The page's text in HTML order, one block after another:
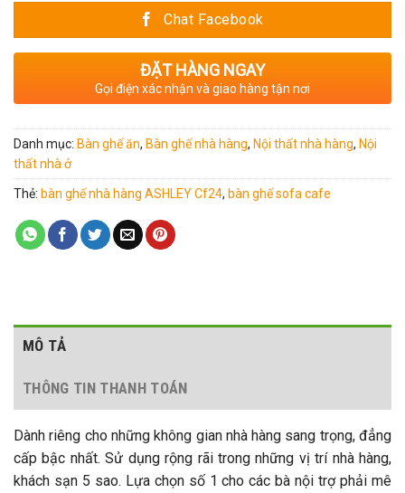
Chat Facebook
ĐẶT HÀNG NGAY
Gọi điện xác nhận và giao hàng tận nơi
Danh mục: Bàn ghế ăn, Bàn ghế nhà hàng, Nội thất nhà hàng, Nội
thất nhà ở
Thẻ: bàn ghế nhà hàng ASHLEY Cf24, bàn ghế sofa cafe
MÔ TẢ
THÔNG TIN THANH TOÁN
Dành riêng cho những không gian nhà hàng sang trọng, đẳng
cấp bậc nhất. Sử dụng rộng rãi trong những vị trí nhà hàng,
khách sạn 5 sao. Lựa chọn số 1 cho các bà nội trợ phải mê